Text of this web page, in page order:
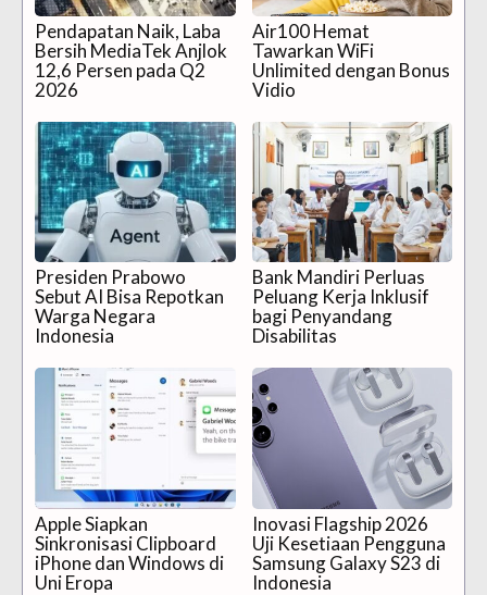
Pendapatan Naik, Laba
Bersih MediaTek Anjlok
12,6 Persen pada Q2
2026
Air100 Hemat
Tawarkan WiFi
Unlimited dengan Bonus
Vidio
Presiden Prabowo
Sebut AI Bisa Repotkan
Warga Negara
Indonesia
Bank Mandiri Perluas
Peluang Kerja Inklusif
bagi Penyandang
Disabilitas
Apple Siapkan
Sinkronisasi Clipboard
iPhone dan Windows di
Uni Eropa
Inovasi Flagship 2026
Uji Kesetiaan Pengguna
Samsung Galaxy S23 di
Indonesia